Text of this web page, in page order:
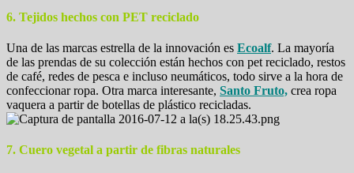
6. Tejidos hechos con PET reciclado
Una de las marcas estrella de la innovación es Ecoalf. La mayoría
de las prendas de su colección están hechos con pet reciclado, restos
de café, redes de pesca e incluso neumáticos, todo sirve a la hora de
confeccionar ropa. Otra marca interesante, Santo Fruto, crea ropa
vaquera a partir de botellas de plástico recicladas.
7. Cuero vegetal a partir de fibras naturales